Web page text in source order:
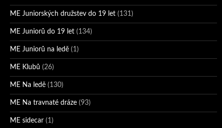
ME Juniorských družstev do 19 let (131)
ME Juniorů do 19 let (134)
ME Juniorů na ledě (1)
ME Klubů (26)
ME Na ledě (130)
ME Na travnaté dráze (93)
ME sidecar (1)